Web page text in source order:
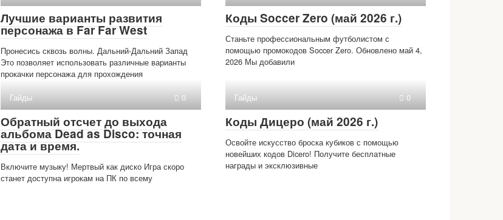
Лучшие варианты развития
персонажа в Far Far West
Пронесись сквозь волны. Дальний-Дальний Запад
Это позволяет использовать различные варианты
прокачки персонажа для прохождения
Коды Soccer Zero (май 2026 г.)
Станьте профессиональным футболистом с
помощью промокодов Soccer Zero. Обновлено май 4,
2026 Мы добавили
Гайды 0
Обратный отсчет до выхода
альбома Dead as Disco: точная
дата и время.
Включите музыку! Мертвый как диско Игра скоро
станет доступна игрокам на ПК по всему
Гайды 0
Коды Дицеро (май 2026 г.)
Освойте искусство броска кубиков с помощью
новейших кодов Dicero! Получите бесплатные
награды и эксклюзивные